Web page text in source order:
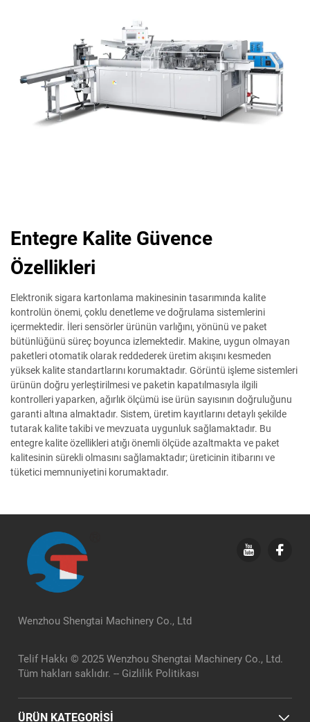
Entegre Kalite Güvence
Özellikleri
Elektronik sigara kartonlama makinesinin tasarımında kalite
kontrolün önemi, çoklu denetleme ve doğrulama sistemlerini
içermektedir. İleri sensörler ürünün varlığını, yönünü ve paket
bütünlüğünü süreç boyunca izlemektedir. Makine, uygun olmayan
paketleri otomatik olarak reddederek üretim akışını kesmeden
yüksek kalite standartlarını korumaktadır. Görüntü işleme sistemleri
ürünün doğru yerleştirilmesi ve paketin kapatılmasıyla ilgili
kontrolleri yaparken, ağırlık ölçümü ise ürün sayısının doğruluğunu
garanti altına almaktadır. Sistem, üretim kayıtlarını detaylı şekilde
tutarak kalite takibi ve mevzuata uygunluk sağlamaktadır. Bu
entegre kalite özellikleri atığı önemli ölçüde azaltmakta ve paket
kalitesinin sürekli olmasını sağlamaktadır; üreticinin itibarını ve
tüketici memnuniyetini korumaktadır.
Wenzhou Shengtai Machinery Co., Ltd
Telif Hakkı © 2025 Wenzhou Shengtai Machinery Co., Ltd.
Tüm hakları saklıdır. -- Gizlilik Politikası
ÜRÜN KATEGORİSİ